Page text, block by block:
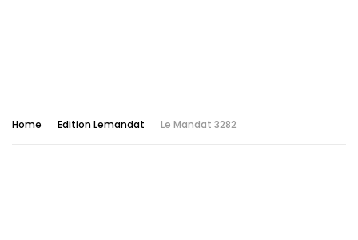
Home Edition Lemandat Le Mandat 3282